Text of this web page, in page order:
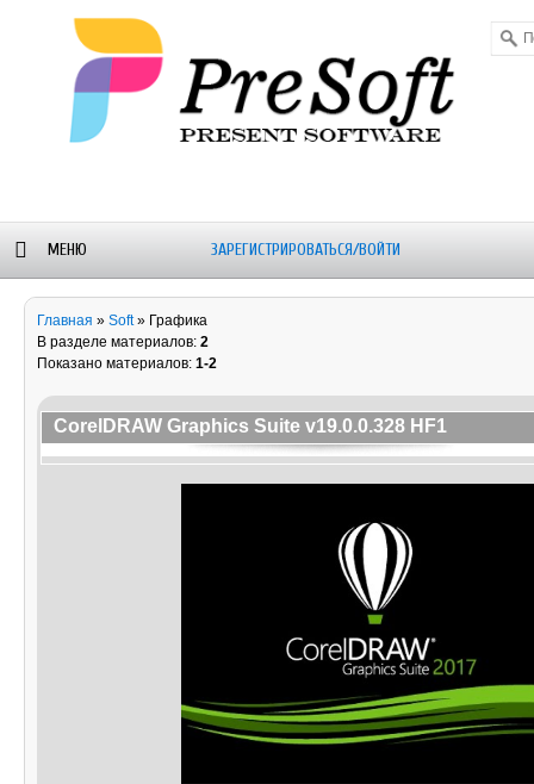
МЕНЮ ЗАРЕГИСТРИРОВАТЬСЯ/ВОЙТИ
НОВОСТИ
Главная » Soft» Графика
В разделе материалов: 2
Показано материалов: 1-2
CorelDRAW Graphics Suite v19.0.0.328 HF1